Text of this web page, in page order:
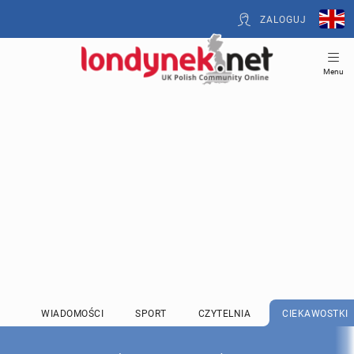
ZALOGUJ
Menu
WIADOMOŚCI SPORT CZYTELNIA CIEKAWOSTKI